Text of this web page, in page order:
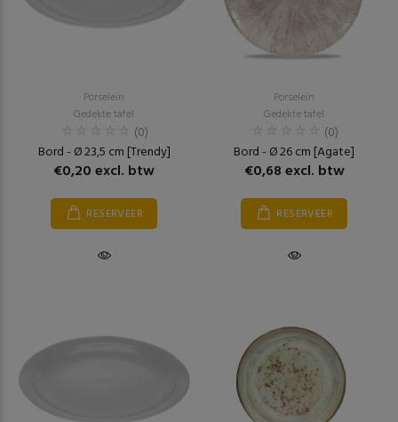
Porselein
Gedekte tafel
(0)
Bord - Ø 23,5 cm [Trendy]
€0,20 excl. btw
RESERVEER
Porselein
Gedekte tafel
(0)
Bord - Ø 26 cm [Agate]
€0,68 excl. btw
RESERVEER